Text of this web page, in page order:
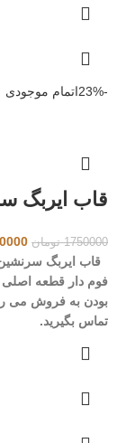
-23% اتمام موجودی
قاب ایربگ
1750000 تومان قیمت
اصلی
بود.
قاب ایربگ
فوم دار قطعه اصلی
بودن به فروش می
تماس بگیرید.